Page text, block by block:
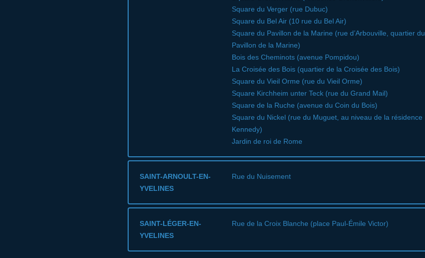
Square du Verger (rue Dubuc)
Square du Bel Air (10 rue du Bel Air)
Square du Pavillon de la Marine (rue d’Arbouville, quartier du
Pavillon de la Marine)
Bois des Cheminots (avenue Pompidou)
La Croisée des Bois (quartier de la Croisée des Bois)
Square du Vieil Orme (rue du Vieil Orme)
Square Kirchheim unter Teck (rue du Grand Mail)
Square de la Ruche (avenue du Coin du Bois)
Square du Nickel (rue du Muguet, au niveau de la résidence
Kennedy)
Jardin de roi de Rome
SAINT-ARNOULT-EN-
YVELINES
Rue du Nuisement
SAINT-LÉGER-EN-
YVELINES
Rue de la Croix Blanche (place Paul-Émile Victor)